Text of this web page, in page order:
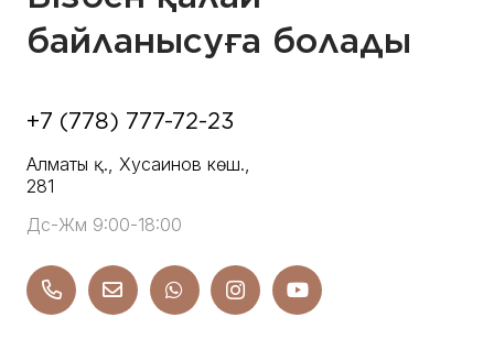
байланысуға болады
+7 (778) 777-72-23
Алматы қ., Хусаинов көш.,
281
Дс-Жм 9:00-18:00